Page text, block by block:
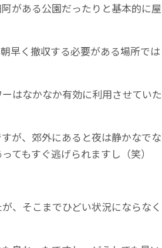
がある公園だったりと基本的に屋
早く撤収する必要がある場所では
はなかなか有効に利用させていた
が、郊外にあると夜は静かなでな
てもすぐ逃げられますし（笑）
、そこまでひどい状況にならなく